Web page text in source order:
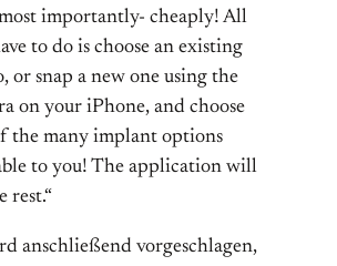
importantly- cheaply! All
to do is choose an existing
or snap a new one using the
on your iPhone, and choose
the many implant options
to you! The application will
rest.“
anschließend vorgeschlagen,